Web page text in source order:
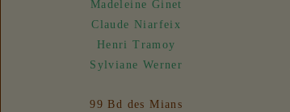
Madeleine Ginet
Claude Niarfeix
Henri Tramoy
Sylviane Werner
99 Bd des Mians